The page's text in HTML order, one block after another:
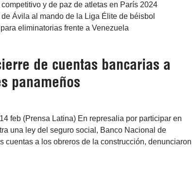
y de paz de atletas en París 2024
Ávila al mando de la Liga Élite de béisbol
eliminatorias frente a Venezuela
de cuentas bancarias a
panameños
feb (Prensa Latina) En represalia por participar en
una ley del seguro social, Banco Nacional de
cuentas a los obreros de la construcción, denunciaron